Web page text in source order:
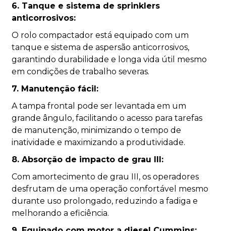
6. Tanque e sistema de sprinklers
anticorrosivos:
O rolo compactador está equipado com um
tanque e sistema de aspersão anticorrosivos,
garantindo durabilidade e longa vida útil mesmo
em condições de trabalho severas.
7. Manutenção fácil:
A tampa frontal pode ser levantada em um
grande ângulo, facilitando o acesso para tarefas
de manutenção, minimizando o tempo de
inatividade e maximizando a produtividade.
8. Absorção de impacto de grau III:
Com amortecimento de grau III, os operadores
desfrutam de uma operação confortável mesmo
durante uso prolongado, reduzindo a fadiga e
melhorando a eficiência.